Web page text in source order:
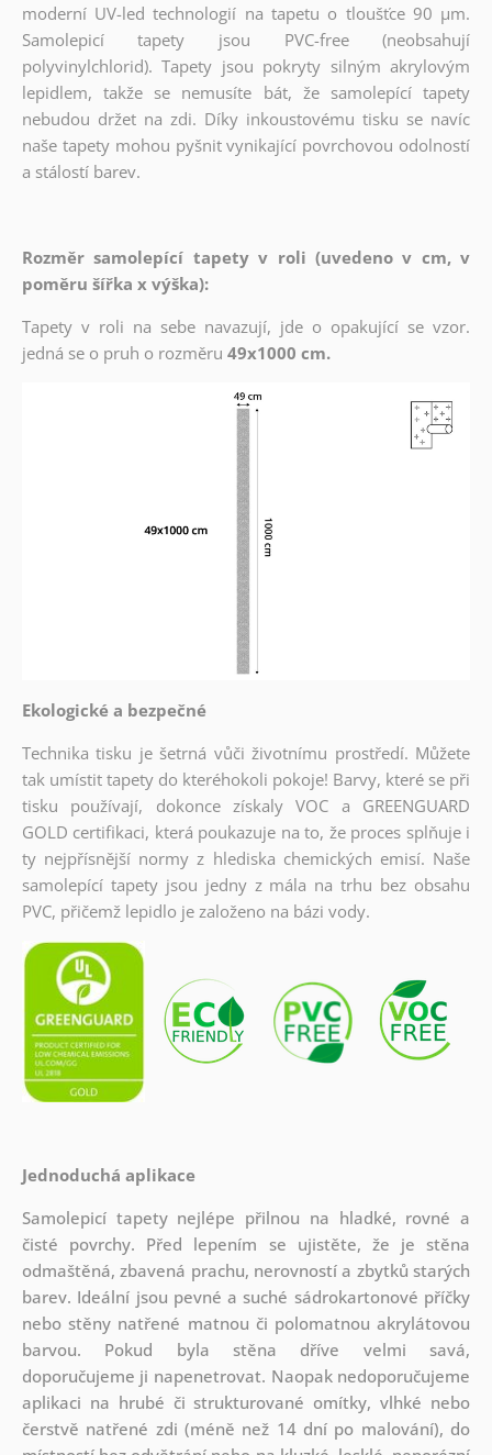
moderní UV-led technologií na tapetu o tloušťce 90 µm.
Samolepicí tapety jsou PVC-free (neobsahují
polyvinylchlorid). Tapety jsou pokryty silným akrylovým
lepidlem, takže se nemusíte bát, že samolepící tapety
nebudou držet na zdi. Díky inkoustovému tisku se navíc
naše tapety mohou pyšnit vynikající povrchovou odolností
a stálostí barev.
Rozměr samolepící tapety v roli (uvedeno v cm, v
poměru šířka x výška):
Tapety v roli na sebe navazují, jde o opakující se vzor.
jedná se o pruh o rozměru 49x1000 cm.
Ekologické a bezpečné
Technika tisku je šetrná vůči životnímu prostředí. Můžete
tak umístit tapety do kteréhokoli pokoje! Barvy, které se při
tisku používají, dokonce získaly VOC a GREENGUARD
GOLD certifikaci, která poukazuje na to, že proces splňuje i
ty nejpřísnější normy z hlediska chemických emisí. Naše
samolepící tapety jsou jedny z mála na trhu bez obsahu
PVC, přičemž lepidlo je založeno na bázi vody.
Jednoduchá aplikace
Samolepicí tapety nejlépe přilnou na hladké, rovné a
čisté povrchy. Před lepením se ujistěte, že je stěna
odmaštěná, zbavená prachu, nerovností a zbytků starých
barev. Ideální jsou pevné a suché sádrokartonové příčky
nebo stěny natřené matnou či polomatnou akrylátovou
barvou. Pokud byla stěna dříve velmi savá,
doporučujeme ji napenetrovat. Naopak nedoporučujeme
aplikaci na hrubé či strukturované omítky, vlhké nebo
čerstvě natřené zdi (méně než 14 dní po malování), do